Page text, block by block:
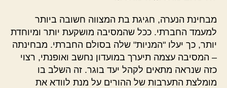
מבחינת הנערה, חגיגת בת המצווה חשובה ביותר
למעמד החברתי. ככל שהמסיבה מושקעת יותר ומיוחדת
יותר, כך יעלו "המניות" שלה בסולם החברתי. מבחינתה
– המסיבה עצמה תיערך במועדון נחשב ואופנתי, רצוי
כזה שנראה מתאים לקהל יעד בוגר. זה השלב בו
מומלצת התערבות של ההורים על מנת לוודא את